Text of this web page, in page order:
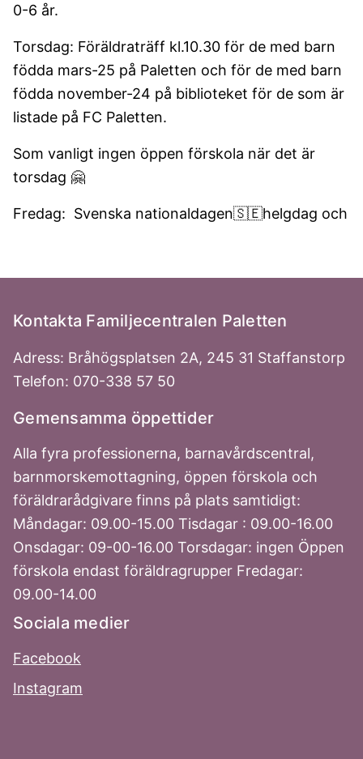
0-6 år.
Torsdag: Föräldraträff kl.10.30 för de med barn
födda mars-25 på Paletten och för de med barn
födda november-24 på biblioteket för de som är
listade på FC Paletten.
Som vanligt ingen öppen förskola när det är
torsdag 🤗
Fredag: Svenska nationaldagen🇸🇪helgdag och
Kontakta Familjecentralen Paletten
Adress: Bråhögsplatsen 2A, 245 31 Staffanstorp
Telefon: 070-338 57 50
Gemensamma öppettider
Alla fyra professionerna, barnavårdscentral,
barnmorskemottagning, öppen förskola och
föräldrarådgivare finns på plats samtidigt:
Måndagar: 09.00-15.00 Tisdagar : 09.00-16.00
Onsdagar: 09-00-16.00 Torsdagar: ingen Öppen
förskola endast föräldragrupper Fredagar:
09.00-14.00
Sociala medier
Facebook
Instagram